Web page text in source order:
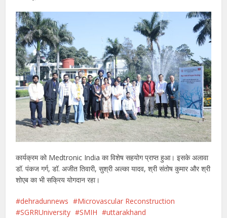
कार्यक्रम को Medtronic India का विशेष सहयोग प्राप्त हुआ। इसके अलावा
डॉ. पंकज गर्ग, डॉ. अजीत तिवारी, सुश्री अल्का यादव, श्री संतोष कुमार और श्री
शोएब का भी सक्रिय योगदान रहा।
dehradunnews
Microvascular Reconstruction
SGRRUniversity
SMIH uttarakhand